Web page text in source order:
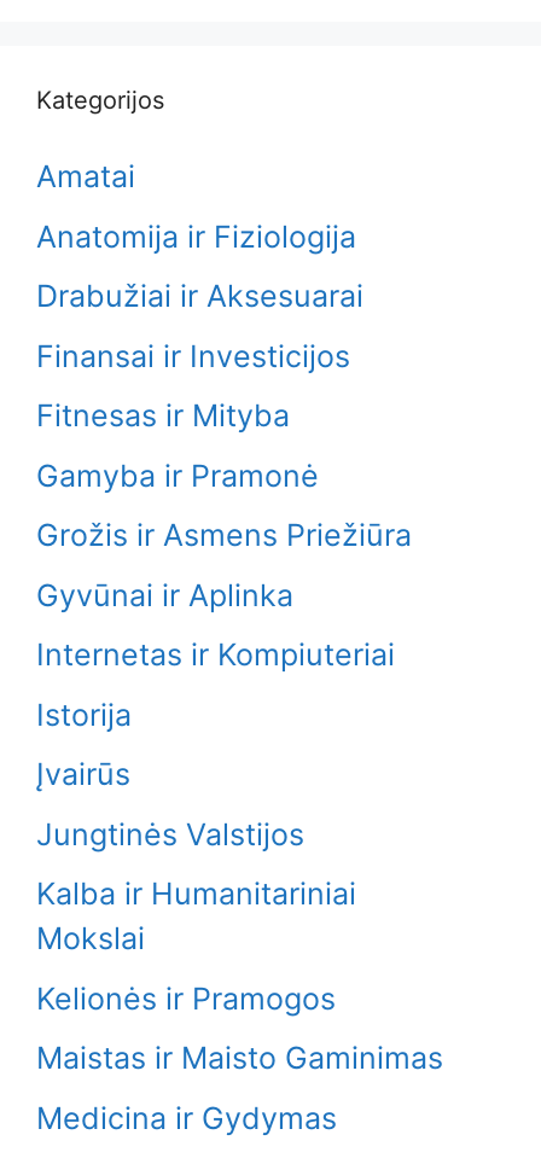
Kategorijos
Amatai
Anatomija ir Fiziologija
Drabužiai ir Aksesuarai
Finansai ir Investicijos
Fitnesas ir Mityba
Gamyba ir Pramonė
Grožis ir Asmens Priežiūra
Gyvūnai ir Aplinka
Internetas ir Kompiuteriai
Istorija
Įvairūs
Jungtinės Valstijos
Kalba ir Humanitariniai
Mokslai
Kelionės ir Pramogos
Maistas ir Maisto Gaminimas
Medicina ir Gydymas